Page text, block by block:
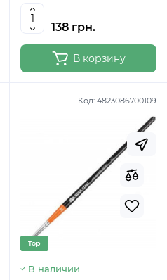
138 грн.
В корзину
Код: 4823086700109
Top
В наличии